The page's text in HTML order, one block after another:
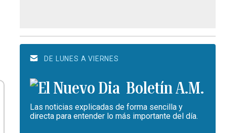
DE LUNES A VIERNES
Boletín A.M.
Las noticias explicadas de forma sencilla y
directa para entender lo más importante del día.